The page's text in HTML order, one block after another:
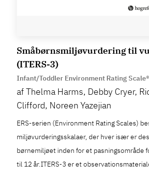
Småbørnsmiljøvurdering til
(ITERS-3)
Infant/Toddler Environment Rating
af Thelma Harms, Debby Cryer,
Clifford, Noreen Yazejian
ERS-serien (Environment Rating Scales)
miljøvurderingsskalaer, der hver især er
børnemiljøet inden for et pasningsområde
til 12 år.ITERS-3 er et